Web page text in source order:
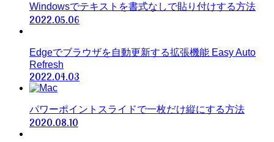
Windowsでテキストを書式なしで貼り付けする方法
2022.05.06
Edgeでブラウザを自動更新する拡張機能 Easy Auto
Refresh
2022.04.03
パワーポイントスライドで一枚だけ縦にする方法
2020.08.10